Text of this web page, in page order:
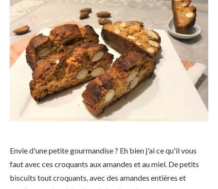
Envie d'une petite gourmandise ? Eh bien j'ai ce qu'il vous
faut avec ces croquants aux amandes et au miel. De petits
biscuits tout croquants, avec des amandes entières et